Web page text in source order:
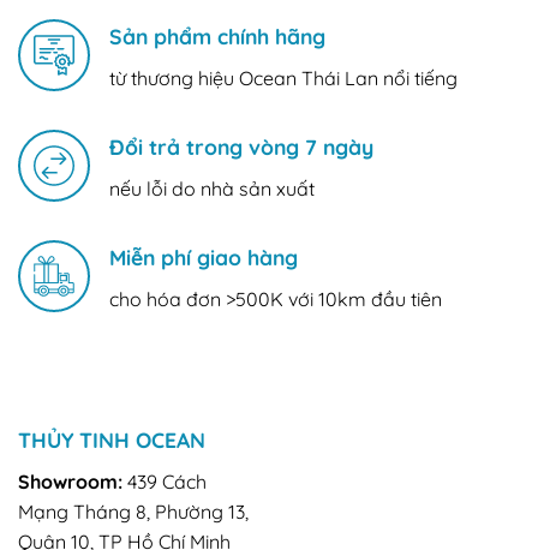
Sản phẩm chính hãng
từ thương hiệu Ocean Thái Lan nổi tiếng
Đổi trả trong vòng 7 ngày
nếu lỗi do nhà sản xuất
Miễn phí giao hàng
cho hóa đơn >500K với 10km đầu tiên
THỦY TINH OCEAN
Showroom: 439 Cách
Mạng Tháng 8, Phường 13,
Quận 10, TP Hồ Chí Minh